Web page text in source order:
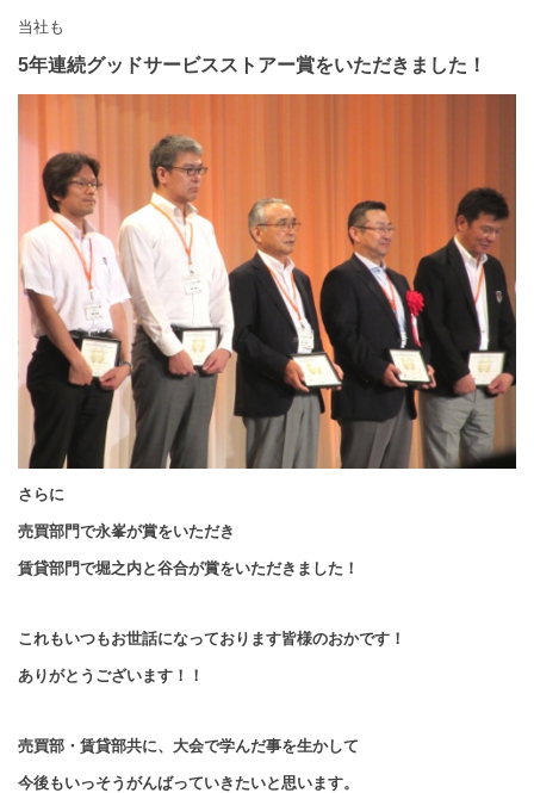
当社も
5年連続グッドサービスストアー賞をいただきました！
さらに
売買部門で永峯が賞をいただき
賃貸部門で堀之内と谷合が賞をいただきました！
これもいつもお世話になっております皆様のおかです！
ありがとうございます！！
売買部・賃貸部共に、大会で学んだ事を生かして
今後もいっそうがんばっていきたいと思います。